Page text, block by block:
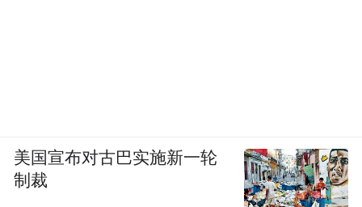
美国宣布对古巴实施新一轮
制裁